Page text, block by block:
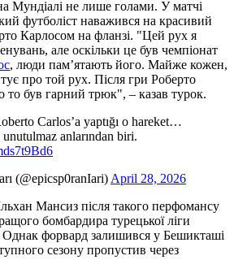
Мундіалі не лише голами. У матчі
футболіст наважився на красивий
Карлосом на фланзі. "Цей рух я
але оскільки це був чемпіонат
, люди пам’ятають його. Майже кожен,
про той рух. Після гри Роберто
то був гарний трюк", – казав турок.
Carlos’a yaptığı o hareket…
anlarından biri.
(@epicsp0ranIari)April 28, 2026
Мансиз після такого перфомансу
бомбардира турецької ліги
Однак форвард залишився у Бешикташі
сезону пропустив через